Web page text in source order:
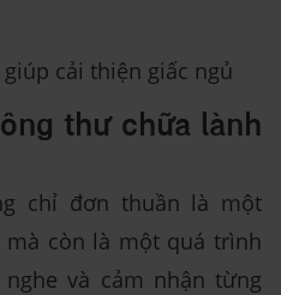
cải thiện giấc ngủ
thư chữa lành
chỉ đơn thuần là một
còn là một quá trình
và cảm nhận từng